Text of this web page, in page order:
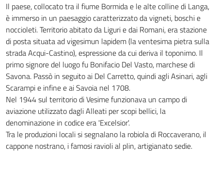
Il paese, collocato tra il fiume Bormida e le alte colline di Langa,
è immerso in un paesaggio caratterizzato da vigneti, boschi e
noccioleti. Territorio abitato da Liguri e dai Romani, era stazione
di posta situata ad vigesimun lapidem (la ventesima pietra sulla
strada Acqui-Castino), espressione da cui deriva il toponimo. Il
primo signore del luogo fu Bonifacio Del Vasto, marchese di
Savona. Passò in seguito ai Del Carretto, quindi agli Asinari, agli
Scarampi e infine e ai Savoia nel 1708.
Nel 1944 sul territorio di Vesime funzionava un campo di
aviazione utilizzato dagli Alleati per scopi bellici, la
denominazione in codice era 'Excelsior'.
Tra le produzioni locali si segnalano la robiola di Roccaverano, il
cappone nostrano, i famosi ravioli al plin, artigianato sedie.